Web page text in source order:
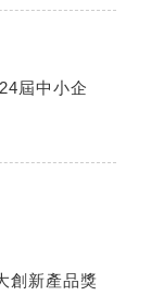
屆中小企
創新產品獎